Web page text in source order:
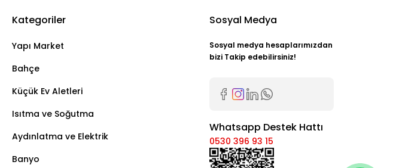
Kategoriler
Yapı Market
Bahçe
Küçük Ev Aletleri
Isıtma ve Soğutma
Aydınlatma ve Elektrik
Banyo
Sosyal Medya
Sosyal medya hesaplarımızdan
bizi Takip edebilirsiniz!
Whatsapp Destek Hattı
0530 396 93 15